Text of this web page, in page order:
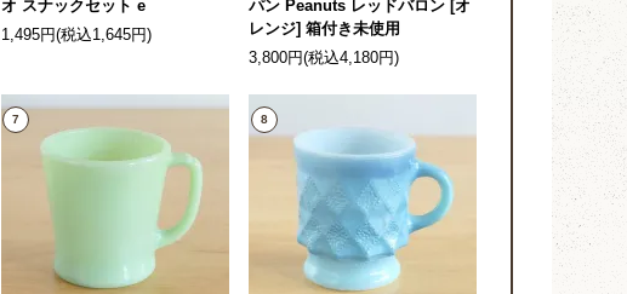
オ スナックセット e
1,495円(税込1,645円)
パン Peanuts レッドバロン [オ
レンジ] 箱付き未使用
3,800円(税込4,180円)
7 8